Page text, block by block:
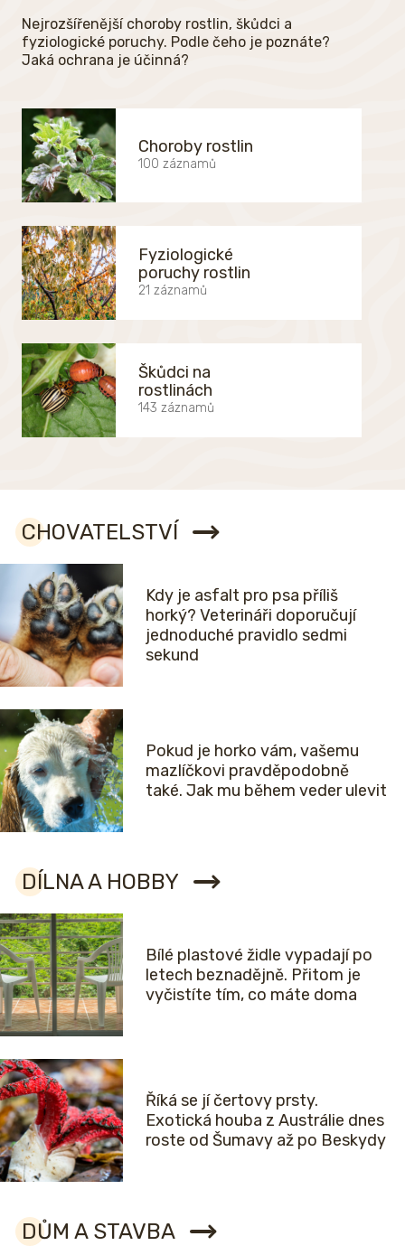
Nejrozšířenější choroby rostlin, škůdci a
fyziologické poruchy. Podle čeho je poznáte?
Jaká ochrana je účinná?
Choroby rostlin
100 záznamů
Fyziologické
poruchy rostlin
21 záznamů
Škůdci na
rostlinách
143 záznamů
CHOVATELSTVÍ
Kdy je asfalt pro psa příliš
horký? Veterináři doporučují
jednoduché pravidlo sedmi
sekund
Pokud je horko vám, vašemu
mazlíčkovi pravděpodobně
také. Jak mu během veder ulevit
DÍLNA A HOBBY
Bílé plastové židle vypadají po
letech beznadějně. Přitom je
vyčistíte tím, co máte doma
Říká se jí čertovy prsty.
Exotická houba z Austrálie dnes
roste od Šumavy až po Beskydy
DŮM A STAVBA